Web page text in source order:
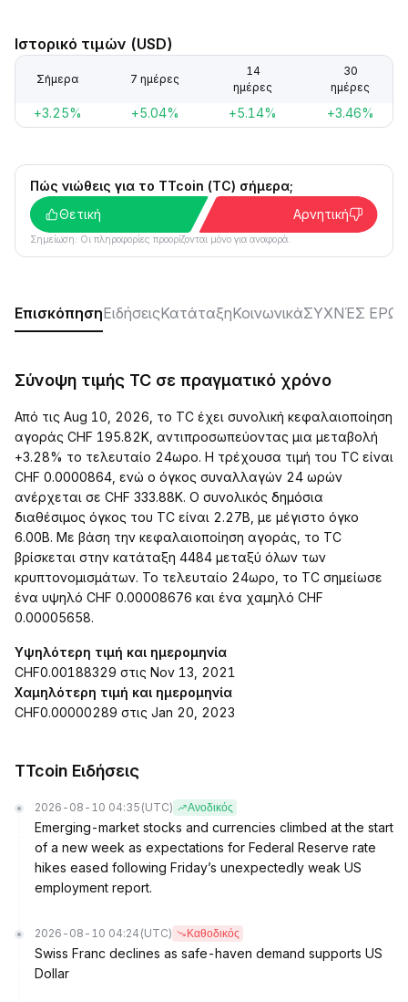
Ιστορικό τιμών (USD)
Σήμερα 7 ημέρες
14
ημέρες
30
ημέρες
+3.25% +5.04% +5.14% +3.46%
Πώς νιώθεις για το TTcoin (TC) σήμερα;
Θετική
Αρνητική
Σημείωση: Οι πληροφορίες προορίζονται μόνο για αναφορά.
ΕπισκόπησηΕιδήσειςΚατάταξηΚοινωνικάΣΥΧΝΈΣ
Σύνοψη τιμής TC σε πραγματικό χρόνο
Από τις Aug 10, 2026, το TC έχει συνολική κεφαλαιοποίηση
αγοράς CHF 195.82K, αντιπροσωπεύοντας μια μεταβολή
+3.28% το τελευταίο 24ωρο. Η τρέχουσα τιμή του TC είναι
CHF 0.0000864, ενώ ο όγκος συναλλαγών 24 ωρών
ανέρχεται σε CHF 333.88K. Ο συνολικός δημόσια
διαθέσιμος όγκος του TC είναι 2.27B, με μέγιστο όγκο
6.00B. Με βάση την κεφαλαιοποίηση αγοράς, το TC
βρίσκεται στην κατάταξη 4484 μεταξύ όλων των
κρυπτονομισμάτων. Το τελευταίο 24ωρο, το TC σημείωσε
ένα υψηλό CHF 0.00008676 και ένα χαμηλό CHF
0.00005658.
Υψηλότερη τιμή και ημερομηνία
CHF0.00188329 στις Nov 13, 2021
Χαμηλότερη τιμή και ημερομηνία
CHF0.00000289 στις Jan 20, 2023
TTcoin Ειδήσεις
2026-08-10 04:35 (UTC) Ανοδικός
Emerging-market stocks and currencies climbed at the start
of a new week as expectations for Federal Reserve rate
hikes eased following Friday’s unexpectedly weak US
employment report.
2026-08-10 04:24 (UTC) Καθοδικός
Swiss Franc declines as safe-haven demand supports US
Dollar